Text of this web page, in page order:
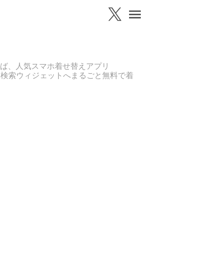
、人気スマホ着せ替えアプリ
索ウィジェットへまるごと無料で着